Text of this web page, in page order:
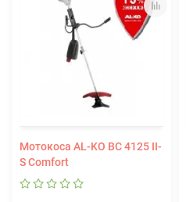
Мотокоса AL-KO BC 4125 II-
S Comfort